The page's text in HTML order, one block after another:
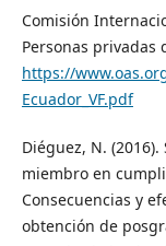
Comisión
Personas privadas
https://
Ecuador_VF.pdf
Diéguez, N.
miembro en
Consecuencias y
obtención de